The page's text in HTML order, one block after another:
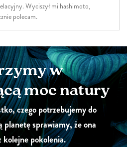
Wyciszył mi hashimoto,
polecam.
w
moc natury
czego potrzebujemy do
planetę sprawiamy, że ona
kolejne pokolenia.